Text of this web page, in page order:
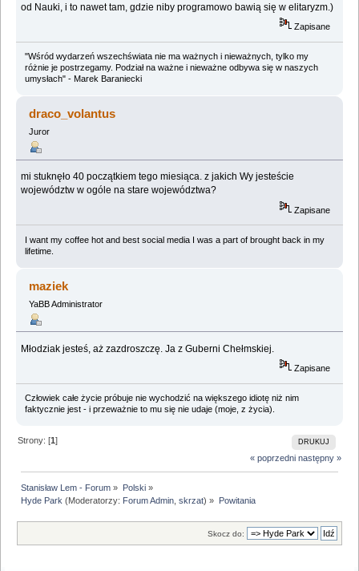
od Nauki, i to nawet tam, gdzie niby programowo bawią się w elitaryzm.)
Zapisane
"Wśród wydarzeń wszechświata nie ma ważnych i nieważnych, tylko my
różnie je postrzegamy. Podział na ważne i nieważne odbywa się w naszych
umysłach" - Marek Baraniecki
draco_volantus
Juror
mi stuknęło 40 początkiem tego miesiąca. z jakich Wy jesteście
województw w ogóle na stare województwa?
Zapisane
I want my coffee hot and best social media I was a part of brought back in my
lifetime.
maziek
YaBB Administrator
Młodziak jesteś, aż zazdroszczę. Ja z Guberni Chełmskiej.
Zapisane
Człowiek całe życie próbuje nie wychodzić na większego idiotę niż nim
faktycznie jest - i przeważnie to mu się nie udaje (moje, z życia).
DRUKUJ
Strony: [1]
« poprzedni następny »
Stanisław Lem - Forum » Polski»
Hyde Park (Moderatorzy: Forum Admin ,skrzat) » Powitania
Skocz do: